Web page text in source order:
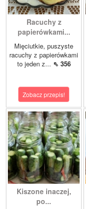
Racuchy z
papierówkami...
Mięciutkie, puszyste
racuchy z papierówkami
to jeden z... ⇖ 356
Zobacz przepis!
Kiszone inaczej,
po...